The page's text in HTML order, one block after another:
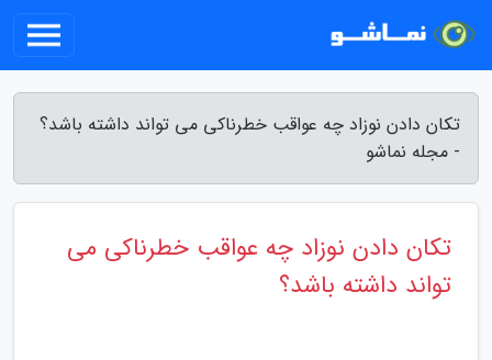
تکان دادن نوزاد چه عواقب خطرناکی می تواند داشته باشد؟
- مجله نماشو
تکان دادن نوزاد چه عواقب خطرناکی می
تواند داشته باشد؟